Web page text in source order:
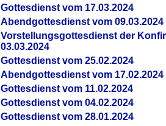
Gottesdienst vom 17.03.2024
Abendgottesdienst vom 09.03.2024
Vorstellungsgottesdienst der
03.03.2024
Gottesdienst vom 25.02.2024
Abendgottesdienst vom 17.02.2024
Gottesdienst vom 11.02.2024
Gottesdienst vom 04.02.2024
Gottesdienst vom 28.01.2024